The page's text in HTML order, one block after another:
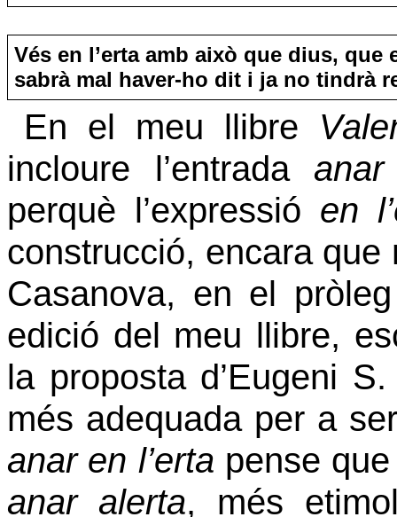
Vés en l’erta amb això que dius, que
sabrà mal haver-ho dit i ja no tindrà
En el meu llibre
incloure l’entrada
perquè l’expressió en
construcció, encara
Casanova, en el
edició del meu llibre,
la proposta d’Eugeni
més adequada per a
anar en l’erta pense
anar alerta, més